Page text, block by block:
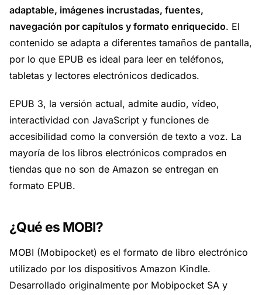
adaptable, imágenes incrustadas, fuentes,
navegación por capítulos y formato enriquecido. El
contenido se adapta a diferentes tamaños de pantalla,
por lo que EPUB es ideal para leer en teléfonos,
tabletas y lectores electrónicos dedicados.
EPUB 3, la versión actual, admite audio, vídeo,
interactividad con JavaScript y funciones de
accesibilidad como la conversión de texto a voz. La
mayoría de los libros electrónicos comprados en
tiendas que no son de Amazon se entregan en
formato EPUB.
¿Qué es MOBI?
MOBI (Mobipocket) es el formato de libro electrónico
utilizado por los dispositivos Amazon Kindle.
Desarrollado originalmente por Mobipocket SA y